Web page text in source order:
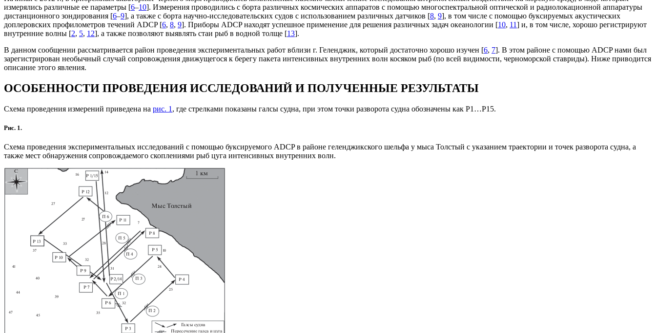
измерялись различные ее параметры [6–10]. Измерения проводились с борта различных космических аппаратов с помощью многоспектральной оптической и радиолокационной аппаратуры
дистанционного зондирования [6–9], а также с борта научно-исследовательских судов с использованием различных датчиков [8, 9], в том числе с помощью буксируемых акустических
доплеровских профилометров течений ADCP [6, 8, 9]. Приборы ADCP находят успешное применение для решения различных задач океанологии [10, 11] и, в том числе, хорошо регистрируют
внутренние волны [2, 5, 12], а также позволяют выявлять стаи рыб в водной толще [13].
В данном сообщении рассматривается район проведения экспериментальных работ вблизи г. Геленджик, который достаточно хорошо изучен [6, 7]. В этом районе с помощью ADCP нами был
зарегистрирован необычный случай сопровождения движущегося к берегу пакета интенсивных внутренних волн косяком рыб (по всей видимости, черноморской ставриды). Ниже приводится
описание этого явления.
ОСОБЕННОСТИ ПРОВЕДЕНИЯ ИССЛЕДОВАНИЙ И ПОЛУЧЕННЫЕ РЕЗУЛЬТАТЫ
Схема проведения измерений приведена на рис. 1 , где стрелками показаны галсы судна, при этом точки разворота судна обозначены как Р1…Р15.
Рис. 1.
Схема проведения экспериментальных исследований с помощью буксируемого ADCP в районе геленджикского шельфа у мыса Толстый с указанием траектории и точек разворота судна, а
также мест обнаружения сопровождаемого скоплениями рыб цуга интенсивных внутренних волн.